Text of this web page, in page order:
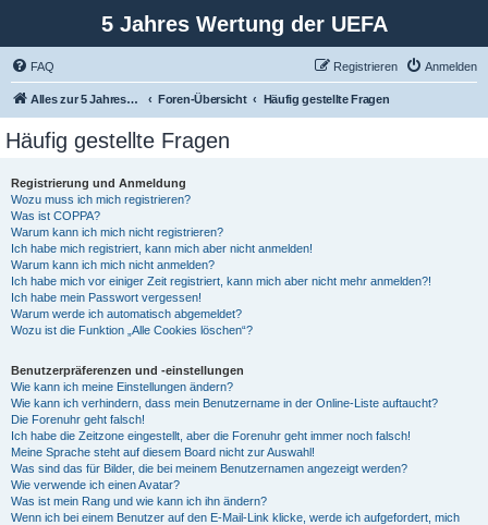
5 Jahres Wertung der UEFA
FAQ Anmelden
Registrieren
Alles zur 5 Jahreswertung / Tabelle der UEFA mit vielen Statistiken. Foren-Übersicht Häufig gestellte Fragen
Häufig gestellte Fragen
Registrierung und Anmeldung
Wozu muss ich mich registrieren?
Was ist COPPA?
Warum kann ich mich nicht registrieren?
Ich habe mich registriert, kann mich aber nicht anmelden!
Warum kann ich mich nicht anmelden?
Ich habe mich vor einiger Zeit registriert, kann mich aber nicht mehr anmelden?!
Ich habe mein Passwort vergessen!
Warum werde ich automatisch abgemeldet?
Wozu ist die Funktion „Alle Cookies löschen“?
Benutzerpräferenzen und -einstellungen
Wie kann ich meine Einstellungen ändern?
Wie kann ich verhindern, dass mein Benutzername in der Online-Liste auftaucht?
Die Forenuhr geht falsch!
Ich habe die Zeitzone eingestellt, aber die Forenuhr geht immer noch falsch!
Meine Sprache steht auf diesem Board nicht zur Auswahl!
Was sind das für Bilder, die bei meinem Benutzernamen angezeigt werden?
Wie verwende ich einen Avatar?
Was ist mein Rang und wie kann ich ihn ändern?
Wenn ich bei einem Benutzer auf den E-Mail-Link klicke, werde ich aufgefordert, mich